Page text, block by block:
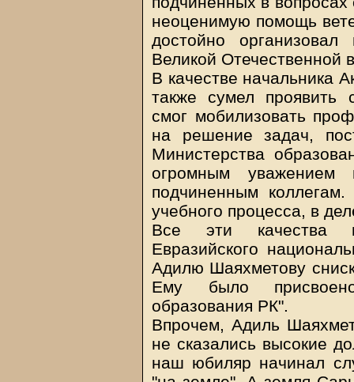
неоценимую помощь
достойно
Великой Отечественной
В качестве начальника
также сумел проявить
смог мобилизовать
на решение задач,
Министерства
огромным
подчиненным
учебного процесса, в
Все эти качества
Евразийского
Адилю Шаяхметову
Ему было
образования РК".
Впрочем, Адиль
не сказались высокие
наш юбиляр начинал